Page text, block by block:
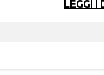
LEGGI I